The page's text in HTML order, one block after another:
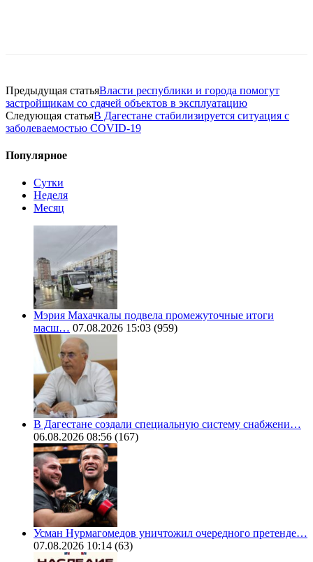
Предыдущая статьяВласти республики и города помогут
застройщикам со сдачей объектов в эксплуатацию
Следующая статьяВ Дагестане стабилизируется ситуация с
заболеваемостью COVID-19
Популярное
Сутки
Неделя
Месяц
Мэрия Махачкалы подвела промежуточные итоги
масш… 07.08.2026 15:03 (959)
В Дагестане создали специальную систему снабжени…
06.08.2026 08:56 (167)
Усман Нурмагомедов уничтожил очередного претенде…
07.08.2026 10:14 (63)